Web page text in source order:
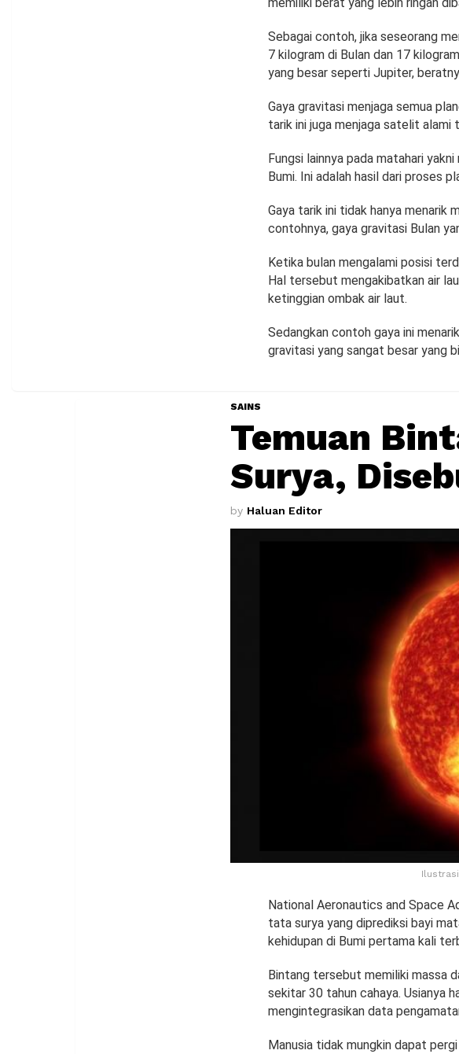
memiliki berat yang lebih ringan
Sebagai contoh, jika seseorang
7 kilogram di Bulan dan 17
yang besar seperti Jupiter,
Gaya gravitasi menjaga semua
tarik ini juga menjaga satelit
Fungsi lainnya pada matahari
Bumi. Ini adalah hasil dari proses
Gaya tarik ini tidak hanya menarik
contohnya, gaya gravitasi Bulan
Ketika bulan mengalami posisi
Hal tersebut mengakibatkan air
ketinggian ombak air laut.
Sedangkan contoh gaya ini
gravitasi yang sangat besar yang
SAINS
Temuan
Surya,
by Haluan Editor
National Aeronautics and Space
tata surya yang diprediksi bayi
kehidupan di Bumi pertama kali
Bintang tersebut memiliki massa
sekitar 30 tahun cahaya. Usianya
mengintegrasikan data
Manusia tidak mungkin dapat